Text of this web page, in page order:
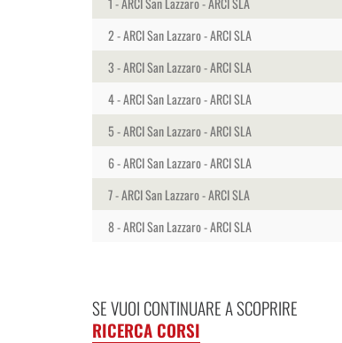
2 - ARCI San Lazzaro - ARCI SLA
3 - ARCI San Lazzaro - ARCI SLA
4 - ARCI San Lazzaro - ARCI SLA
5 - ARCI San Lazzaro - ARCI SLA
6 - ARCI San Lazzaro - ARCI SLA
7 - ARCI San Lazzaro - ARCI SLA
8 - ARCI San Lazzaro - ARCI SLA
SE VUOI CONTINUARE A SCOPRIRE
RICERCA CORSI